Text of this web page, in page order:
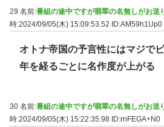
29 名前:番組の途中ですが翡翠の名無しがお送
時:2024/09/05(木) 15:09:53.52
ID:AM59h1Up0
オトナ帝国の予言性にはマジで
年を経るごとに名作度が上がる
30 名前:番組の途中ですが翡翠の名無しがお送
時:2024/09/05(木) 15:22:35.98 ID:rnFEGA+N0